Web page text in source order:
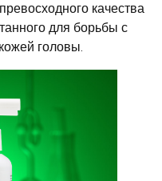
качества
для борьбы с
головы.